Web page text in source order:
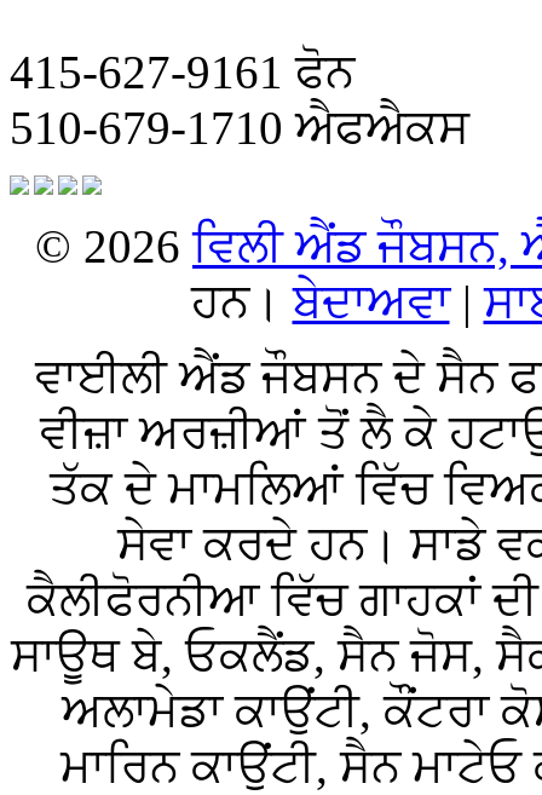
415-627-9161 ਫੋਨ
510-679-1710 ਐਫਐਕਸ
© 2026ਵਿਲੀ ਐਂਡ ਜੌਬਸਨ,
ਹਨ।ਬੇਦਾਅਵਾ|
ਵਾਈਲੀ ਐਂਡ ਜੌਬਸਨ ਦੇ ਸੈਨ
ਵੀਜ਼ਾ ਅਰਜ਼ੀਆਂ ਤੋਂ ਲੈ ਕੇ
ਤੱਕ ਦੇ ਮਾਮਲਿਆਂ ਵਿੱਚ
ਸੇਵਾ ਕਰਦੇ ਹਨ। ਸਾਡੇ
ਕੈਲੀਫੋਰਨੀਆ ਵਿੱਚ ਗਾਹਕਾਂ
ਸਾਊਥ ਬੇ, ਓਕਲੈਂਡ, ਸੈਨ ਜੋਸ,
ਅਲਾਮੇਡਾ ਕਾਉਂਟੀ, ਕੌਂਟਰਾ
ਮਾਰਿਨ ਕਾਉਂਟੀ, ਸੈਨ